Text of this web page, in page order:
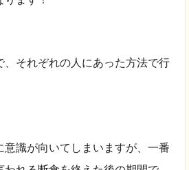
、それぞれの人にあった方法で行
意識が向いてしまいますが、一番